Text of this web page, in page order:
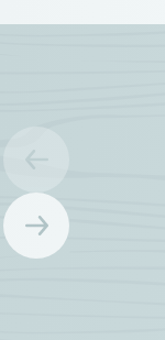
produits
Martine C, suite à
20/07/2026